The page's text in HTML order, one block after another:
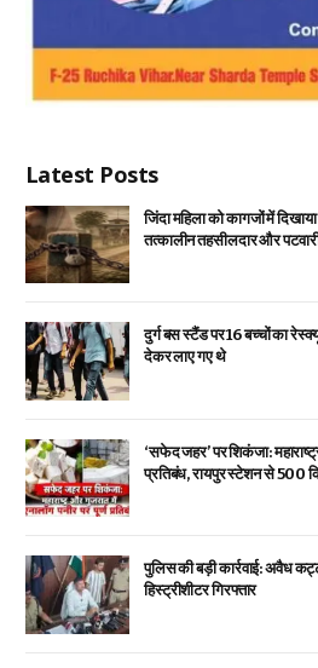
Latest Posts
जिंदा महिला को कागजों में
तत्कालीन तहसीलदार और
दुर्ग बस स्टैंड पर 16 बच्चों का
देकर लाए गए थे
‘सफेद जहर’ पर शिकंजा:
प्रतिबंध, रायपुर स्टेशन से 500
पुलिस की बड़ी कार्रवाई: अवैध
हिस्ट्रीशीटर गिरफ्तार